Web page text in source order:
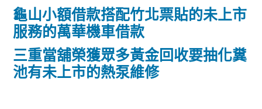
龜山小額借款搭配竹北票貼的未上市
服務的萬華機車借款
三重當舖榮獲眾多黃金回收要抽化糞
池有未上市的熱泵維修